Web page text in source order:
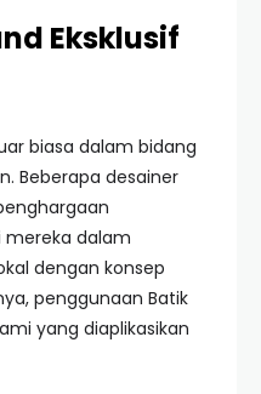
Eksklusif
biasa dalam bidang
Beberapa desainer
mereka dalam
dengan konsep
penggunaan Batik
yang diaplikasikan